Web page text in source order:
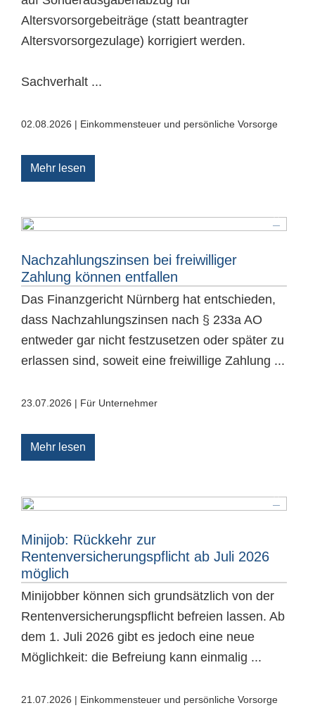
Altersvorsorgebeiträge (statt beantragter
Altersvorsorgezulage) korrigiert werden.
Sachverhalt ...
02.08.2026 | Einkommensteuer und persönliche Vorsorge
Mehr lesen
Nachzahlungszinsen bei freiwilliger
Zahlung können entfallen
Das Finanzgericht Nürnberg hat entschieden,
dass Nachzahlungszinsen nach § 233a AO
entweder gar nicht festzusetzen oder später zu
erlassen sind, soweit eine freiwillige Zahlung ...
23.07.2026 | Für Unternehmer
Mehr lesen
Minijob: Rückkehr zur
Rentenversicherungspflicht ab Juli 2026
möglich
Minijobber können sich grundsätzlich von der
Rentenversicherungspflicht befreien lassen. Ab
dem 1. Juli 2026 gibt es jedoch eine neue
Möglichkeit: die Befreiung kann einmalig ...
21.07.2026 | Einkommensteuer und persönliche Vorsorge